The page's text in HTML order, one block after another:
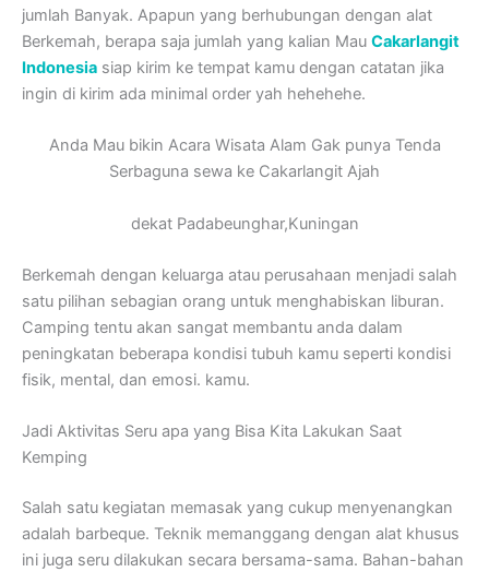
jumlah Banyak. Apapun yang berhubungan dengan alat
Berkemah, berapa saja jumlah yang kalian Mau Cakarlangit
Indonesia siap kirim ke tempat kamu dengan catatan jika
ingin di kirim ada minimal order yah hehehehe.
Anda Mau bikin Acara Wisata Alam Gak punya Tenda
Serbaguna sewa ke Cakarlangit Ajah
dekat Padabeunghar,Kuningan
Berkemah dengan keluarga atau perusahaan menjadi salah
satu pilihan sebagian orang untuk menghabiskan liburan.
Camping tentu akan sangat membantu anda dalam
peningkatan beberapa kondisi tubuh kamu seperti kondisi
fisik, mental, dan emosi. kamu.
Jadi Aktivitas Seru apa yang Bisa Kita Lakukan Saat
Kemping
Salah satu kegiatan memasak yang cukup menyenangkan
adalah barbeque. Teknik memanggang dengan alat khusus
ini juga seru dilakukan secara bersama-sama. Bahan-bahan